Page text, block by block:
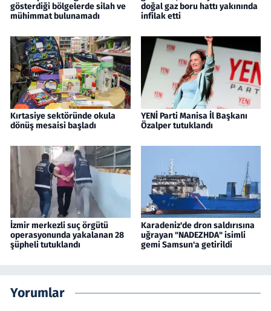
gösterdiği bölgelerde silah ve
mühimmat bulunamadı
doğal gaz boru hattı yakınında
infilak etti
Kırtasiye sektöründe okula
dönüş mesaisi başladı
YENİ Parti Manisa İl Başkanı
Özalper tutuklandı
İzmir merkezli suç örgütü
operasyonunda yakalanan 28
şüpheli tutuklandı
Karadeniz'de dron saldırısına
uğrayan "NADEZHDA" isimli
gemi Samsun'a getirildi
Yorumlar